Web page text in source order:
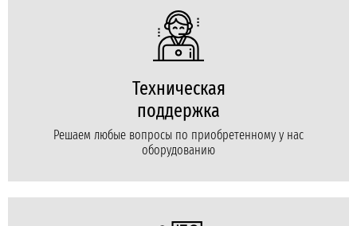
Техническая
поддержка
Решаем любые вопросы по приобретенному у нас
оборудованию